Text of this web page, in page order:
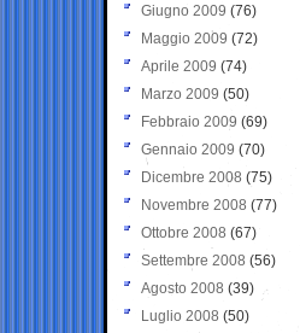
Giugno 2009 (76)
Maggio 2009 (72)
Aprile 2009 (74)
Marzo 2009 (50)
Febbraio 2009 (69)
Gennaio 2009 (70)
Dicembre 2008 (75)
Novembre 2008 (77)
Ottobre 2008 (67)
Settembre 2008 (56)
Agosto 2008 (39)
Luglio 2008 (50)